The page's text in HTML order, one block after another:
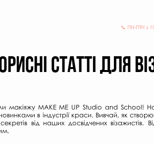
📞 ПН-ПТН з
СТАТТІ для
макіяжу MAKE ME UP Studio and School!
в індустрії краси. Вивчай, як
від наших досвідчених візажистів.